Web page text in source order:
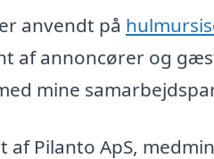
anvendt på
af annoncører og
mine
af Pilanto ApS,